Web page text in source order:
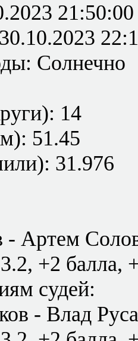
21:50:00
Солнечно
14
51.45
31.976
- Артем
+2 балла,
судей:
- Влад